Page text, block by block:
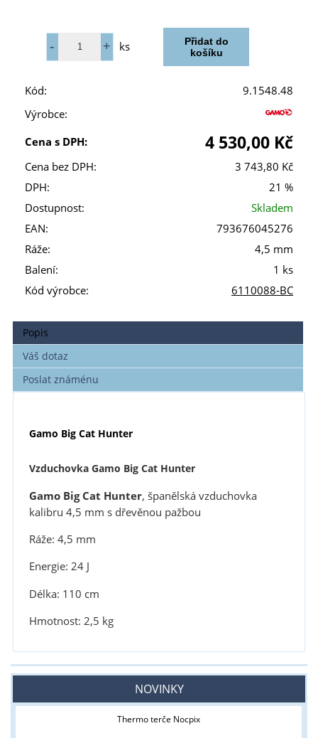
ks
Kód:
9.1548.48
Výrobce:
Cena s DPH:
4 530,00 Kč
Cena bez DPH:
3 743,80 Kč
DPH:
21 %
Dostupnost:
Skladem
EAN:
793676045276
Ráže:
4,5 mm
Balení:
1 ks
Kód výrobce:
6110088-BC
Popis
Váš dotaz
Poslat známénu
Gamo Big Cat Hunter
Vzduchovka Gamo Big Cat Hunter
Gamo Big Cat Hunter, španělská vzduchovka
kalibru 4,5 mm s dřevěnou pažbou
Ráže: 4,5 mm
Energie: 24 J
Délka: 110 cm
Hmotnost: 2,5 kg
NOVINKY
Thermo terče Nocpix